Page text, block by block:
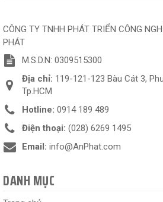
CÔNG TY TNHH PHÁT TRIỂN CÔNG
PHÁT
M.S.D.N: 0309515300
Địa chỉ: 119-121-123 Bàu Cát 3,
Tp.HCM
Hotline: 0914 189 489
Điện thoại: (028) 6269 1495
Email: info@AnPhat.com
DANH MỤC